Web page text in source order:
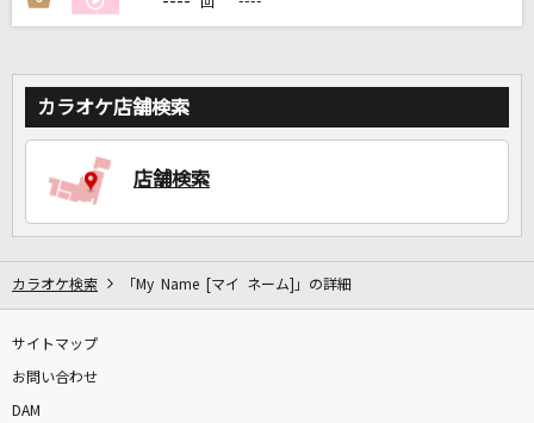
カラオケをもっと楽しもう！
カラオケ店舗検索
店舗検索
カラオケ検索 「My Name [マイ ネーム]」の詳細
サイトマップ
お問い合わせ
DAM